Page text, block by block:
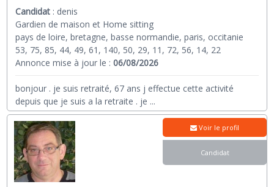
Candidat : denis
Gardien de maison et Home sitting
pays de loire, bretagne, basse normandie, paris, occitanie
53, 75, 85, 44, 49, 61, 140, 50, 29, 11, 72, 56, 14, 22
Annonce mise à jour le :06/08/2026
bonjour . je suis retraité, 67 ans j effectue cette activité
depuis que je suis a la retraite . je ...
Voir le profil
Candidat